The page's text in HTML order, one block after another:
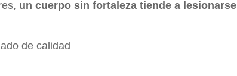
un cuerpo sin fortaleza tiende a lesionarse
de calidad